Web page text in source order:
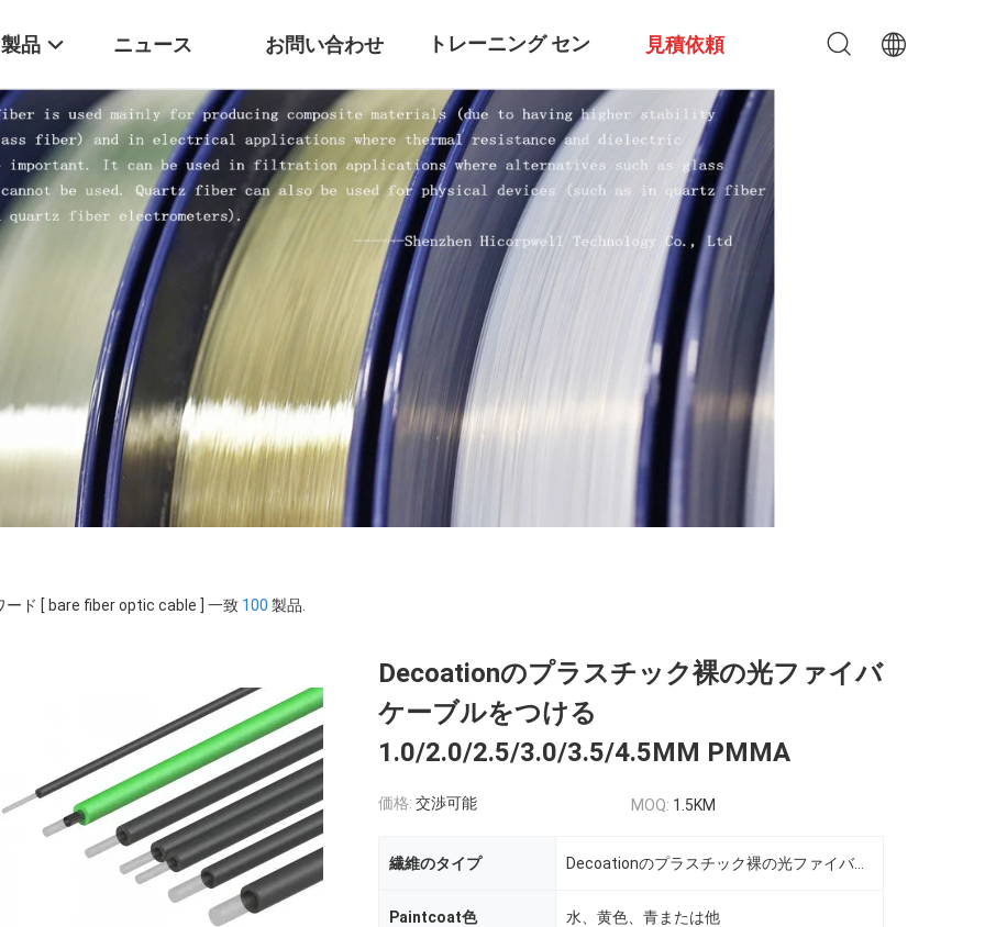
製品 ニュース お問い合わせ トレーニング セン
ター
見積依頼
ード [ bare fiber optic cable ] 一致 100 製品.
Decoationのプラスチック裸の光ファイバ
ケーブルをつける
1.0/2.0/2.5/3.0/3.5/4.5MM PMMA
価格: 交渉可能 MOQ: 1.5KM
繊維のタイプ Decoationのプラスチック裸の光ファイバケーブルをつける1.0/2.0/2.5/3.0/3.5/4.5MM PMMA
Paintcoat色 水、黄色、青または他